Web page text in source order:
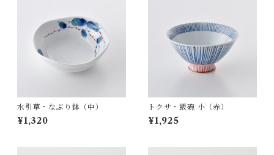
水引草・なぶり鉢（中）
¥1,320
トクサ・飯碗 小（赤）
¥1,925